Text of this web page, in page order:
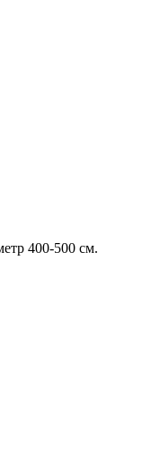
400-500 см.